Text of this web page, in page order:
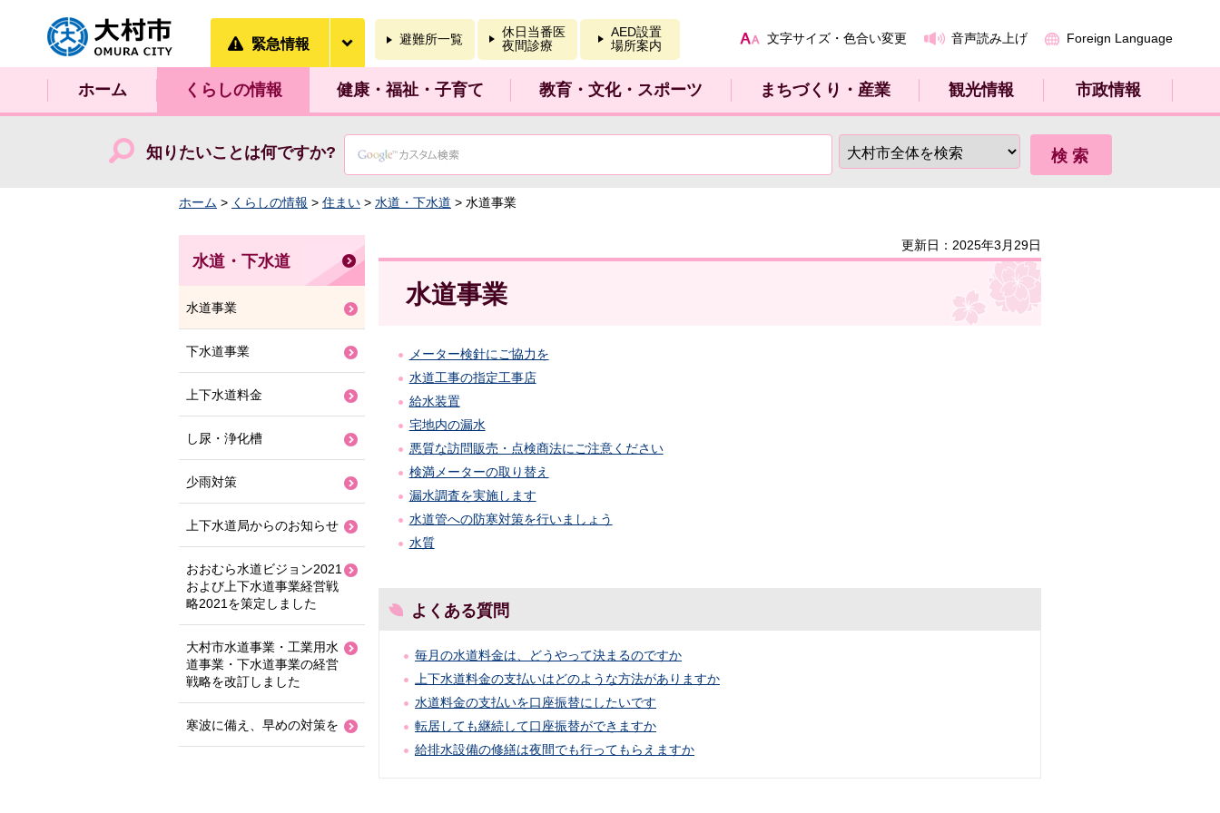
大村市
緊急情報 避難所一覧
休日当番医
夜間診療
AED設置
場所案内
文字サイズ・色合い変更 音声読み上げ Foreign Language
ホーム くらしの情報 健康・福祉・子育て 教育・文化・スポーツ まちづくり・産業 観光情報 市政情報
知りたいことは何ですか?
ホーム > くらしの情報 > 住まい > 水道・下水道 > 水道事業
更新日：2025年3月29日
水道事業
メーター検針にご協力を
水道工事の指定工事店
給水装置
宅地内の漏水
悪質な訪問販売・点検商法にご注意ください
検満メーターの取り替え
漏水調査を実施します
水道管への防寒対策を行いましょう
水質
よくある質問
毎月の水道料金は、どうやって決まるのですか
上下水道料金の支払いはどのような方法がありますか
水道料金の支払いを口座振替にしたいです
転居しても継続して口座振替ができますか
給排水設備の修繕は夜間でも行ってもらえますか
水道・下水道
水道事業
下水道事業
上下水道料金
し尿・浄化槽
少雨対策
上下水道局からのお知らせ
おおむら水道ビジョン2021
および上下水道事業経営戦
略2021を策定しました
大村市水道事業・工業用水
道事業・下水道事業の経営
戦略を改訂しました
寒波に備え、早めの対策を